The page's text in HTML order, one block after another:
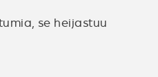
se heijastuu